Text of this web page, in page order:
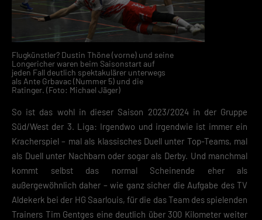
Flugkünstler? Dustin Thöne (vorne) und seine
Longericher waren beim Saisonstart auf
jeden Fall deutlich spektakulärer unterwegs
als Ante Grbavac (Nummer 5) und die
Ratinger. (Foto: Michael Jäger)
So ist das wohl in dieser Saison 2023/2024 in der Gruppe
Süd/West der 3. Liga: Irgendwo und irgendwie ist immer ein
Kracherspiel – mal als klassisches Duell unter Top-Teams, mal
als Duell unter Nachbarn oder sogar als Derby. Und manchmal
kommt selbst das normal Scheinende eher als
außergewöhnlich daher – wie ganz sicher die Aufgabe des TV
Aldekerk bei der HG Saarlouis, für die das Team des spielenden
Trainers Tim Gentges eine deutlich über 300 Kilometer weiter